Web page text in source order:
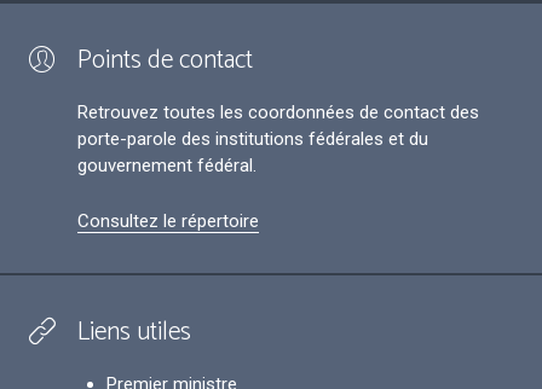
Points de contact
Retrouvez toutes les coordonnées de contact des
porte-parole des institutions fédérales et du
gouvernement fédéral.
Consultez le répertoire
Liens utiles
Premier ministre